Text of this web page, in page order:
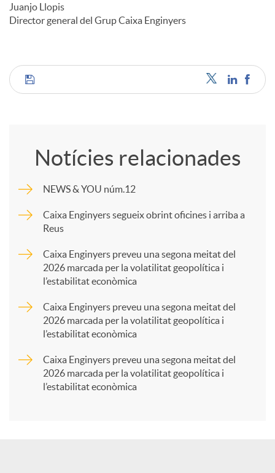
Juanjo Llopis
Director general del Grup Caixa Enginyers
C
p
a
Notícies relacionades
NEWS & YOU núm.12
Caixa Enginyers segueix obrint oficines i arriba a
Reus
Caixa Enginyers preveu una segona meitat del
2026 marcada per la volatilitat geopolítica i
l’estabilitat econòmica
Caixa Enginyers preveu una segona meitat del
2026 marcada per la volatilitat geopolítica i
l’estabilitat econòmica
Caixa Enginyers preveu una segona meitat del
2026 marcada per la volatilitat geopolítica i
l’estabilitat econòmica